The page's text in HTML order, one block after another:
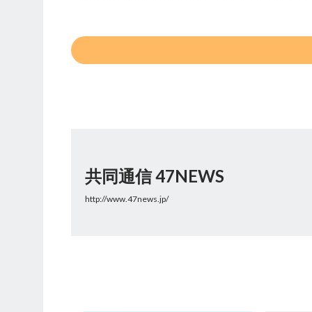
共同通信 47NEWS
http://www.47news.jp/